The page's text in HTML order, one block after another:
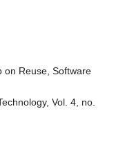
on Reuse, Software
Vol. 4, no.